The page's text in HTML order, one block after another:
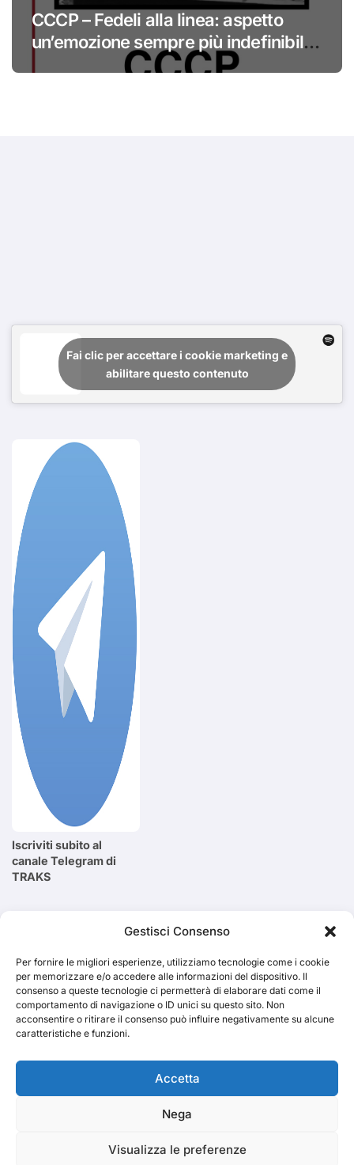
Gestisci Consenso
Per fornire le migliori esperienze, utilizziamo tecnologie come i cookie
per memorizzare e/o accedere alle informazioni del dispositivo. Il
consenso a queste tecnologie ci permetterà di elaborare dati come il
comportamento di navigazione o ID unici su questo sito. Non
acconsentire o ritirare il consenso può influire negativamente su alcune
caratteristiche e funzioni.
Accetta
Nega
Visualizza le preferenze
CCCP – Fedeli alla linea: aspetto
un’emozione sempre più indefinibile
#primadinoi
Fai clic per accettare i cookie marketing e
abilitare questo contenuto
Iscriviti subito al
canale Telegram di
TRAKS
Cerca
TRAKS
Dal 2014 musica indipendente ed emergente